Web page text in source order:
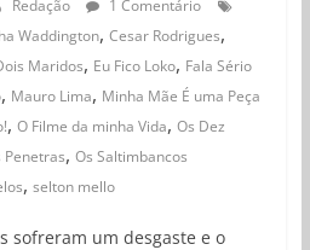
Redação
1 Comentário
Waddington, Cesar Rodrigues,
Maridos, Eu Fico Loko, Fala Sério
, Mauro Lima, Minha Mãe É uma Peça
, O Filme da minha Vida, Os Dez
Penetras, Os Saltimbancos
, selton mello
sofreram um desgaste e o